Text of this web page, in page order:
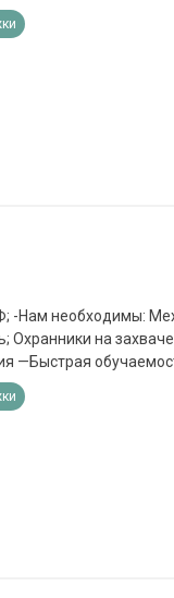
—Выполнение
⁠Приостановка по
зависимости от
-Нам необходимы:
Охранники на
—Быстрая
—Выполнение
⁠Приостановка по
зависимости от